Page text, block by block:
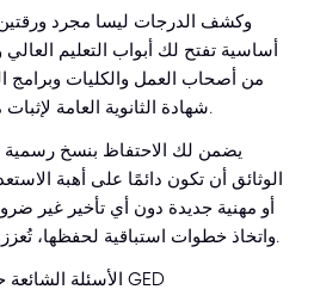
أساسية تفتح لك أبواب التعليم
من أصحاب العمل والكليات وبرامج
شهادة الثانوية العامة لإثبات مهاراتك الأكاديمية الأساسية.
يضمن لك الاحتفاظ بنسخ رسمية
الوثائق أن تكون دائمًا على أهبة
أو مهنية جديدة دون أي تأخير غير
واتخاذ خطوات استباقية لحفظها، تُعزز فرص نجاحك في المستقبل.
الأسئلة الشائعة حول شهادات ودرجات اختبار GED